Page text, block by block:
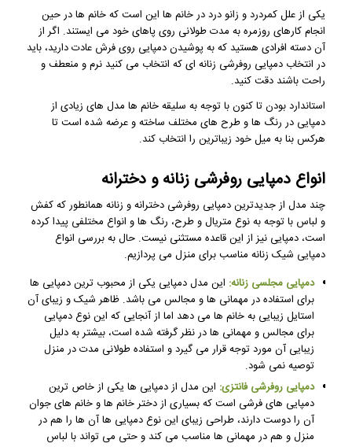
یکی از علل کمردرد و زانو درد در خانم ها این است که خانم ها در حین
انجام کارهای روزمره به مدت طولانی روی پاهای خود می ایستند. اگر از
آن دسته افرادی هستید که به پوشیدن دمپایی روی فرش عادت دارید، باید
در انتخاب دمپایی روفرشی زنانه ای که انتخاب می کنید نرم و منعطف و
راحت باشند دقت کنید.
استاندارد بودن تا کنون با توجه به سلیقه خانم ها مدل های زیادی از
دمپایی در رنگ ها و طرح های مختلف ساخته و عرضه شده است تا
هرکس بنا به میل خود زیباترین را انتخاب کند.
انواع دمپایی روفرشی زنانه و دخترانه
چند مدل از جدیدترین دمپایی روفرشی دخترانه و زنانه همانطور که کفش
و لباس با توجه به نوع متریال و طرح، رنگ ها و انواع مختلفی پیدا کرده
است، دمپایی نیز از این قاعده مستثنی نیست. حال به بررسی انواع
دمپایی شیک زنانه مناسب برای منزل می پردازیم.
دمپایی مجلسی زنانه: این مدل دمپایی یکی از محبوب ترین دمپایی ها
برای استفاده در مهمانی ها و مجالس می باشد. ظاهر شیک و زیبای آن
استایل زیبایی به خانم ها می دهد اما از آنجایی که این نوع دمپایی
برای مجالس و مهمانی ها در نظر گرفته شده است، بیشتر به دلیل
زیبایی آن مورد توجه قرار می گیرد و استفاده طولانی مدت در منزل
توصیه نمی شود.
دمپایی روفرشی فانتزی: این مدل از دمپایی ها یکی از خاص ترین
دمپایی های فرشی است که بسیاری از دختر خانم ها و خانم های جوان
آن را دوست دارند، طراحی زیبای این نوع دمپایی ها آن ها را هم در
منزل و هم در مهمانی ها مناسب می کند و حتی می تواند با لباس